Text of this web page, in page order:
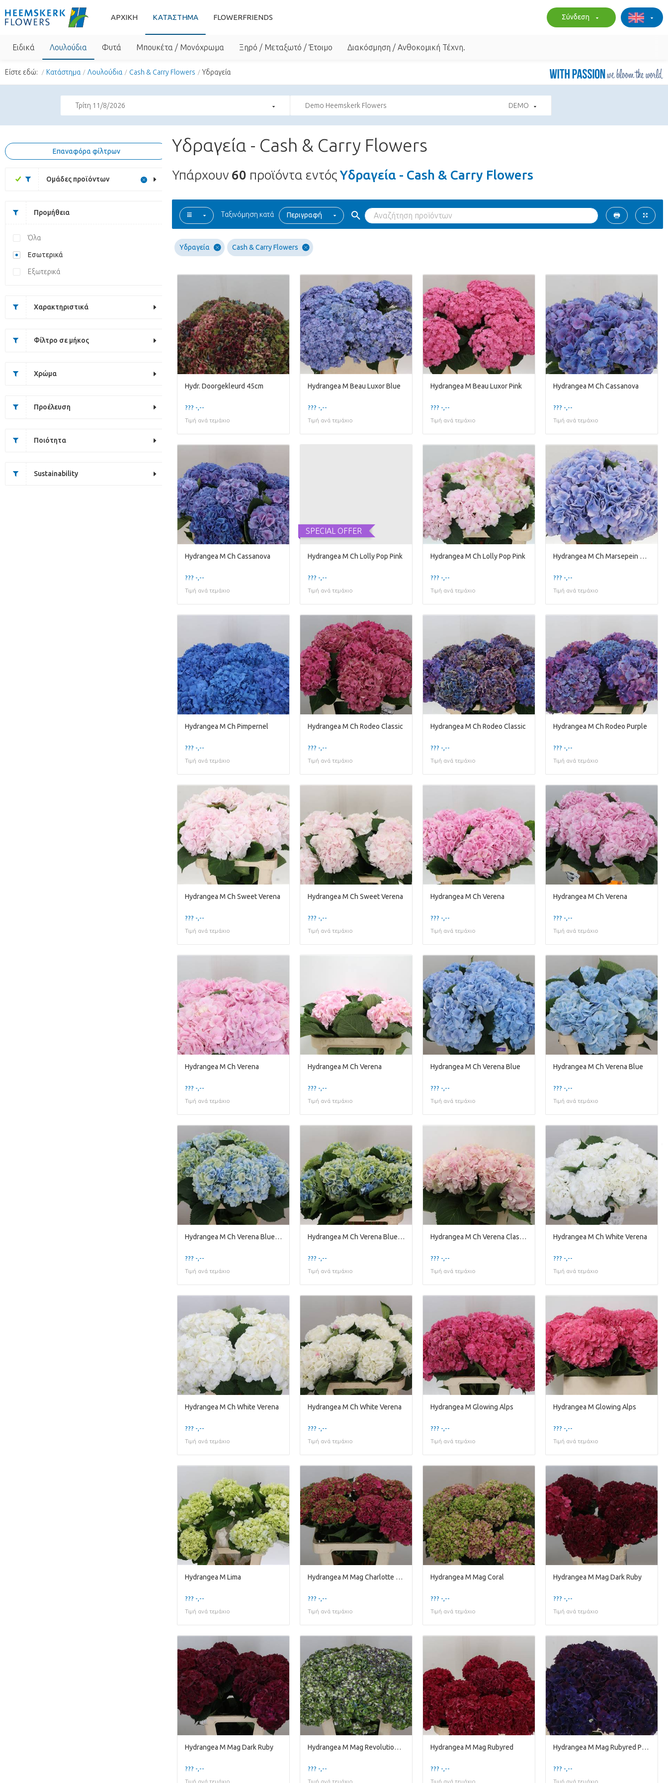
ΑΡΧΙΚΗ ΚΑΤΆΣΤΗΜΑ FLOWERFRIENDS Σύνδεση
Ειδικά Λουλούδια Φυτά Μπουκέτα / Μονόχρωμα Ξηρό / Μεταξωτό / Έτοιμο Διακόσμηση / Ανθοκομική Τέχνη.
Είστε εδώ: Κατάστημα Λουλούδια Cash & Carry Flowers Υδραγεία
Τρίτη 11/8/2026 Demo Heemskerk Flowers DEMO
Επαναφόρα φίλτρων
Ομάδες προϊόντων
Προμήθεια
Όλα
Εσωτερικά
Εξωτερικά
Χαρακτηριστικά
Φίλτρο σε μήκος
Χρώμα
Προέλευση
Ποιότητα
Sustainability
Υδραγεία - Cash & Carry Flowers
Υπάρχουν 60 προϊόντα εντόςΥδραγεία - Cash & Carry Flowers
Ταξινόμηση κατά Περιγραφή
Υδραγεία Cash & Carry Flowers
Hydr. Doorgekleurd 45cm
??? -,--
Τιμή ανά τεμάχιο
Hydrangea M Beau Luxor Blue
??? -,--
Τιμή ανά τεμάχιο
Hydrangea M Beau Luxor Pink
??? -,--
Τιμή ανά τεμάχιο
Hydrangea M Ch Cassanova
??? -,--
Τιμή ανά τεμάχιο
Hydrangea M Ch Cassanova
??? -,--
Τιμή ανά τεμάχιο
SPECIAL OFFER
Hydrangea M Ch Lolly Pop Pink
??? -,--
Τιμή ανά τεμάχιο
Hydrangea M Ch Lolly Pop Pink
??? -,--
Τιμή ανά τεμάχιο
Hydrangea M Ch Marsepein Blue
??? -,--
Τιμή ανά τεμάχιο
Hydrangea M Ch Pimpernel
??? -,--
Τιμή ανά τεμάχιο
Hydrangea M Ch Rodeo Classic
??? -,--
Τιμή ανά τεμάχιο
Hydrangea M Ch Rodeo Classic
??? -,--
Τιμή ανά τεμάχιο
Hydrangea M Ch Rodeo Purple
??? -,--
Τιμή ανά τεμάχιο
Hydrangea M Ch Sweet Verena
??? -,--
Τιμή ανά τεμάχιο
Hydrangea M Ch Sweet Verena
??? -,--
Τιμή ανά τεμάχιο
Hydrangea M Ch Verena
??? -,--
Τιμή ανά τεμάχιο
Hydrangea M Ch Verena
??? -,--
Τιμή ανά τεμάχιο
Hydrangea M Ch Verena
??? -,--
Τιμή ανά τεμάχιο
Hydrangea M Ch Verena
??? -,--
Τιμή ανά τεμάχιο
Hydrangea M Ch Verena Blue
??? -,--
Τιμή ανά τεμάχιο
Hydrangea M Ch Verena Blue
??? -,--
Τιμή ανά τεμάχιο
Hydrangea M Ch Verena Blue Classic
??? -,--
Τιμή ανά τεμάχιο
Hydrangea M Ch Verena Blue Classic
??? -,--
Τιμή ανά τεμάχιο
Hydrangea M Ch Verena Classic
??? -,--
Τιμή ανά τεμάχιο
Hydrangea M Ch White Verena
??? -,--
Τιμή ανά τεμάχιο
Hydrangea M Ch White Verena
??? -,--
Τιμή ανά τεμάχιο
Hydrangea M Ch White Verena
??? -,--
Τιμή ανά τεμάχιο
Hydrangea M Glowing Alps
??? -,--
Τιμή ανά τεμάχιο
Hydrangea M Glowing Alps
??? -,--
Τιμή ανά τεμάχιο
Hydrangea M Lima
??? -,--
Τιμή ανά τεμάχιο
Hydrangea M Mag Charlotte Red
??? -,--
Τιμή ανά τεμάχιο
Hydrangea M Mag Coral
??? -,--
Τιμή ανά τεμάχιο
Hydrangea M Mag Dark Ruby
??? -,--
Τιμή ανά τεμάχιο
Hydrangea M Mag Dark Ruby
??? -,--
Τιμή ανά τεμάχιο
Hydrangea M Mag Revolution Blue Classic
??? -,--
Τιμή ανά τεμάχιο
Hydrangea M Mag Rubyred
??? -,--
Τιμή ανά τεμάχιο
Hydrangea M Mag Rubyred Purple
??? -,--
Τιμή ανά τεμάχιο